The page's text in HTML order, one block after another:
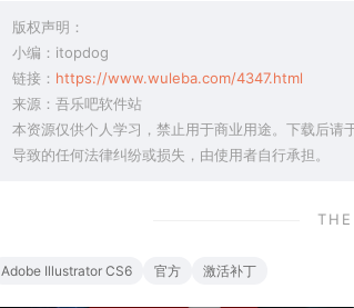
版权声明：
小编：itopdog
链接： https://www.wuleba.com/4347.html
来源：吾乐吧软件站
本资源仅供个人学习，禁止用于商业用途。下载后
导致的任何法律纠纷或损失，由使用者自行承担。
Adobe Illustrator CS6 官方 激活补丁